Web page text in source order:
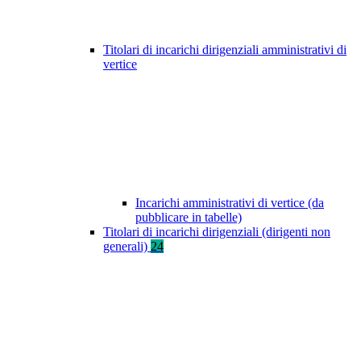
Titolari di incarichi dirigenziali amministrativi di
vertice
Incarichi amministrativi di vertice (da
pubblicare in tabelle)
Titolari di incarichi dirigenziali (dirigenti non
generali) 24